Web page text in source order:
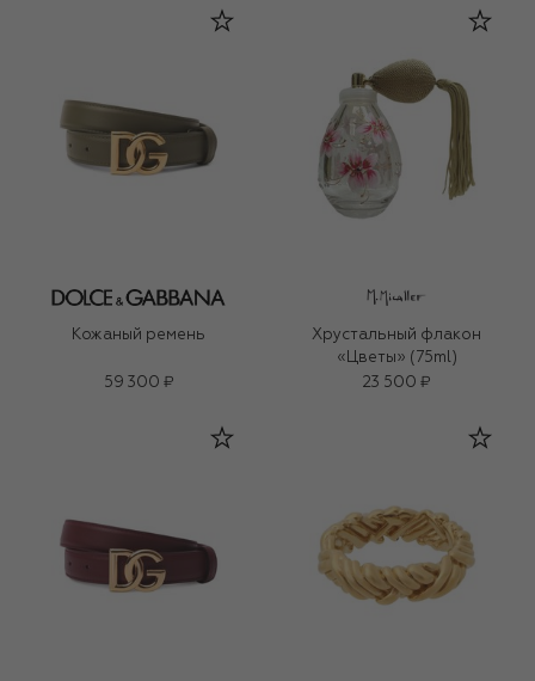
Кожаный ремень
59 300 ₽
Хрустальный флакон
«Цветы» (75ml)
23 500 ₽